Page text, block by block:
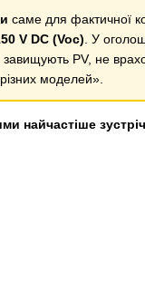
саме для фактичної
V DC (Voc) . У
завищують PV, не
моделей».
найчастіше